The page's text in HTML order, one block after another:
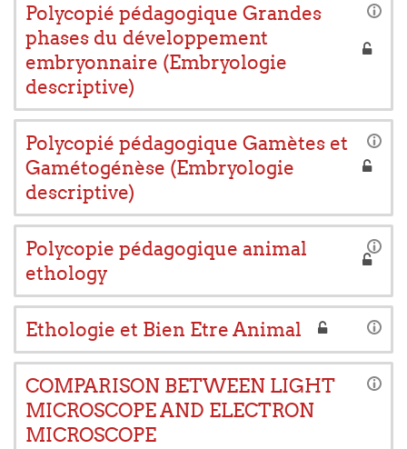
Polycopié pédagogique Grandes
phases du développement
embryonnaire (Embryologie
descriptive)
Polycopié pédagogique Gamètes et
Gamétogénèse (Embryologie
descriptive)
Polycopie pédagogique animal
ethology
Ethologie et Bien Etre Animal
COMPARISON BETWEEN LIGHT
MICROSCOPE AND ELECTRON
MICROSCOPE